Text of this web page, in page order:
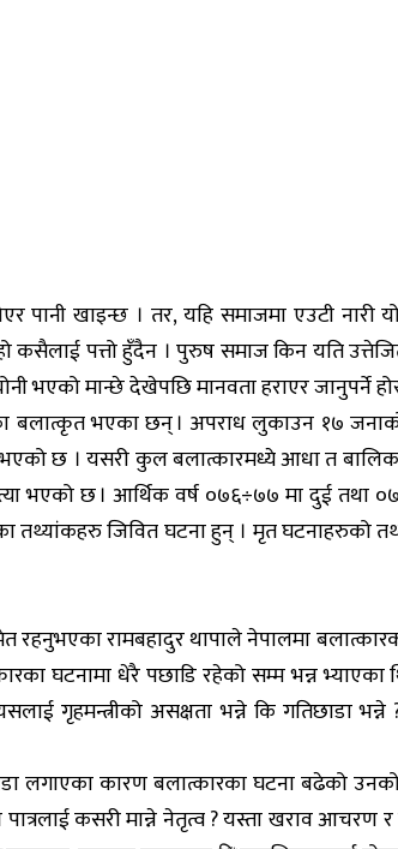
पानी खाइन्छ । तर, यहि समाजमा एउटी
कसैलाई पत्तो हुँदैन । पुरुष समाज किन यति
भएको मान्छे देखेपछि मानवता हराएर जानुपर्ने
बलात्कृत भएका छन् । अपराध लुकाउन १७
भएको छ । यसरी कुल बलात्कारमध्ये आधा त
भएको छ । आर्थिक वर्ष ०७६÷७७ मा दुई तथा
जिवित घटना हुन् । मृत घटनाहरुको
रहनुभएका रामबहादुर थापाले नेपालमा
घटनामा धेरै पछाडि रहेको सम्म भन्न
गृहमन्त्रीको असक्षता भन्ने कि गतिछाडा
लगाएका कारण बलात्कारका घटना बढेको
कसरी मान्ने नेतृत्व ? यस्ता खराव आचरण र